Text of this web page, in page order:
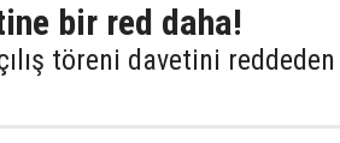
bir red daha!
töreni davetini reddeden